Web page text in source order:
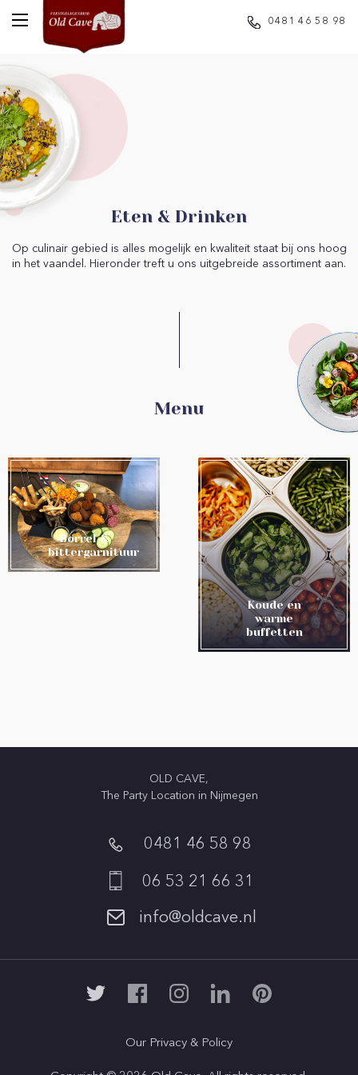
0481 46 58 98
Eten & Drinken
Op culinair gebied is alles mogelijk en kwaliteit staat bij ons hoog
in het vaandel. Hieronder treft u ons uitgebreide assortiment aan.
Menu
Borrel &
bittergarnituur
Koude en
warme
buffetten
OLD CAVE,
The Party Location in Nijmegen
0481 46 58 98
06 53 21 66 31
info@oldcave.nl
Our Privacy & Policy